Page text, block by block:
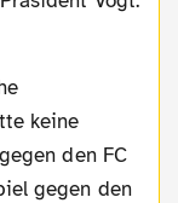
keine
den FC
gegen den